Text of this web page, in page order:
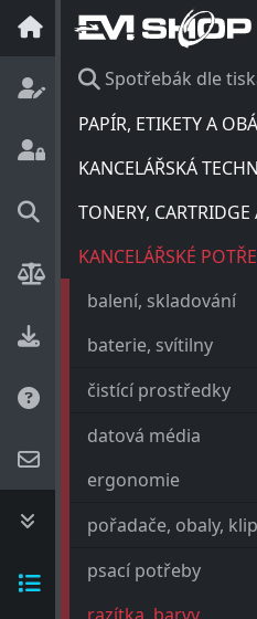
Spotřebák dle
PAPÍR, ETIKETY A
KANCELÁŘSKÁ
TONERY, CARTRIDGE
KANCELÁŘSKÉ
balení, skladování
baterie, svítilny
čistící prostředky
datová média
ergonomie
pořadače, obaly,
psací potřeby